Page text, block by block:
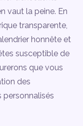
vaut la peine. En
transparente,
honnête et
susceptible de
que vous
des